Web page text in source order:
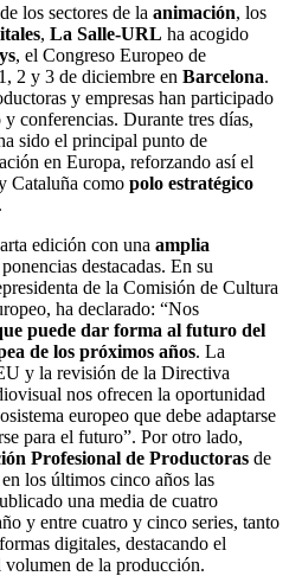
los sectores de la animación, los
, La Salle-URL ha acogido
, el Congreso Europeo de
2 y 3 de diciembre en Barcelona.
y empresas han participado
conferencias. Durante tres días,
sido el principal punto de
en Europa, reforzando así el
Cataluña como polo estratégico
.
edición con una amplia
destacadas. En su
de la Comisión de Cultura
ha declarado: “Nos
puede dar forma al futuro del
de los próximos años. La
y la revisión de la Directiva
nos ofrecen la oportunidad
europeo que debe adaptarse
para el futuro”. Por otro lado,
Profesional de Productoras de
los últimos cinco años las
una media de cuatro
y entre cuatro y cinco series, tanto
digitales, destacando el
volumen de la producción.